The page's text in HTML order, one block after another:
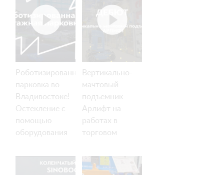
Роботизированная
парковка во
Владивостоке!
Остекление с
помощью
оборудования
Вертикально-
мачтовый
подъемник
Арлифт на
работах в
торговом